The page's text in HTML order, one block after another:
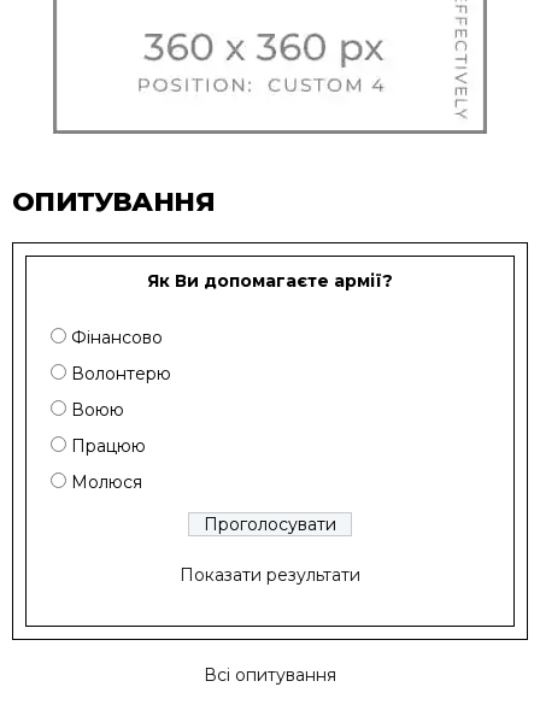
ОПИТУВАННЯ
Як Ви допомагаєте армії?
Фінансово
Волонтерю
Воюю
Працюю
Молюся
Показати результати
Всі опитування